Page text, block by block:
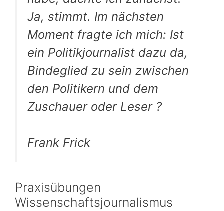
Ja, stimmt. Im nächsten
Moment fragte ich mich: Ist
ein Politikjournalist dazu da,
Bindeglied zu sein zwischen
den Politikern und dem
Zuschauer oder Leser ?
Frank Frick
Praxisübungen
Wissenschaftsjournalismus